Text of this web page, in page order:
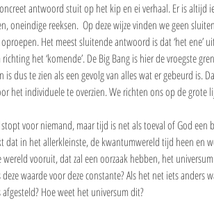
antwoord stuit op het kip en ei verhaal. Er is altijd
oneindige reeksen.  Op deze wijze vinden we geen
Het meest sluitende antwoord is dat ‘het ene’
het ‘komende’. De Big Bang is hier de vroegste
is dus te zien als een gevolg van alles wat er gebeurd is.
het individuele te overzien. We richten ons op de
voor niemand, maar tijd is net als toeval of God
dat in het allerkleinste, de kwantumwereld tijd heen en
wereld vooruit, dat zal een oorzaak hebben, het
deze waarde voor deze constante? Als het net iets
afgesteld? Hoe weet het universum dit?